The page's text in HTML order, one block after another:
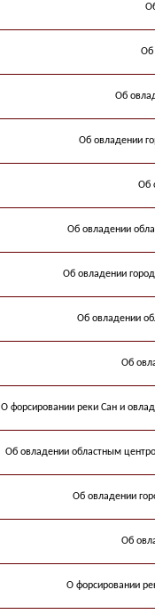
Об
Об
Об овладении
Об
Об овладении
Об овладении
Об овладении
Об
О форсировании реки Сан и
Об овладении областным
Об овладении
Об
О форсировании